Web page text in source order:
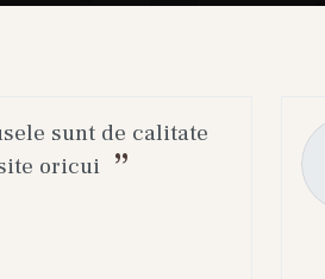
sunt de calitate
oricui